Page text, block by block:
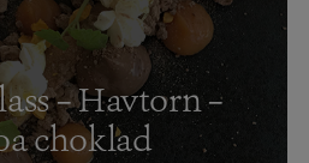
– Havtorn –
choklad